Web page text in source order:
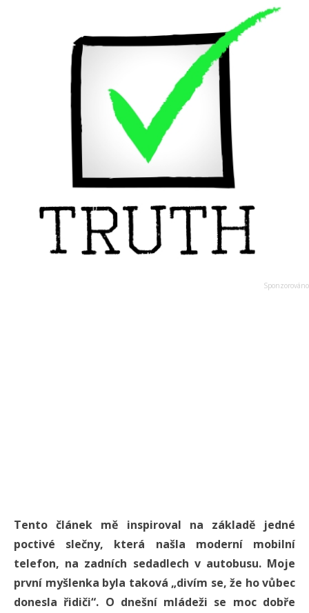
Tento článek mě inspiroval na základě jedné
poctivé slečny, která našla moderní mobilní
telefon, na zadních sedadlech v autobusu. Moje
první myšlenka byla taková „divím se, že ho vůbec
donesla řidiči“. O dnešní mládeži se moc dobře